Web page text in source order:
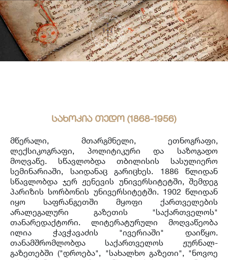
სახოკია თედო (1868-1956)
მწერალი, მთარგმნელი, ეთნოგრაფი,
ლექსიკოგრაფი, პოლიტიკური და საზოგადო
მოღვაწე. სწავლობდა თბილისის სასულიერო
სემინარიაში, საიდანაც გარიცხეს. 1886 წლიდან
სწავლობდა ჯერ ჟენევის უნივერსიტეტში, შემდეგ
პარიზის სორბონის უნივერსიტეტში. 1902 წლიდან
იყო საფრანგეთში მყოფი ქართველების
არალეგალური გაზეთის "საქართველოს"
თანარედაქტორი. ლიტერატურული მოღვაწეობა
ილია ჭავჭავაძის "ივერიაში" დაიწყო.
თანამშრომლობდა საქართველოს ჟურნალ-
გაზეთებში ("დროება", "სახალხო გაზეთი", "ნოვოე